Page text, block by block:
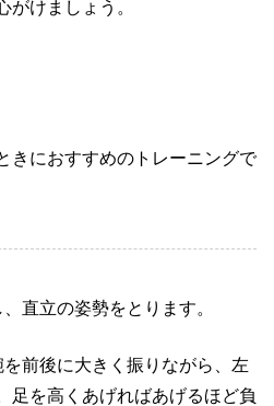
がけましょう。
きにおすすめのトレーニングで
直立の姿勢をとります。
を前後に大きく振りながら、左
足を高くあげればあげるほど負